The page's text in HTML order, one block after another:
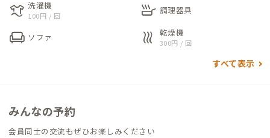
まれやすい仕掛けが施されています。
この家にはトイレが4つあるのも特長です。個室は2人用が2室あ
ります。それぞれデスクとチェアがあり、リモートワークも快適
を眺めることができ、それだけでもここを訪れた価値を感じるこ
また現在、家守が主体となって建物の奥側を宿などに活用して
いこうと計画中とのこと。ここを拠点にさまざまな出会いが生
laundry 洗濯機
100円 / 回 skillet 調理器具
chair ソファ heat 乾燥機
300円 / 回
すべて表示
みんなの予約
会員同士の交流もぜひお楽しみください